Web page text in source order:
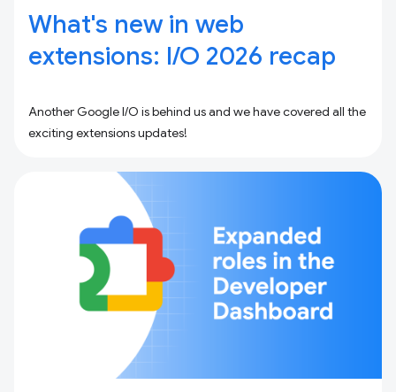
What's new in web
extensions: I / O 2026 recap
Another Google I/O is behind us and we have covered all the
exciting extensions updates!